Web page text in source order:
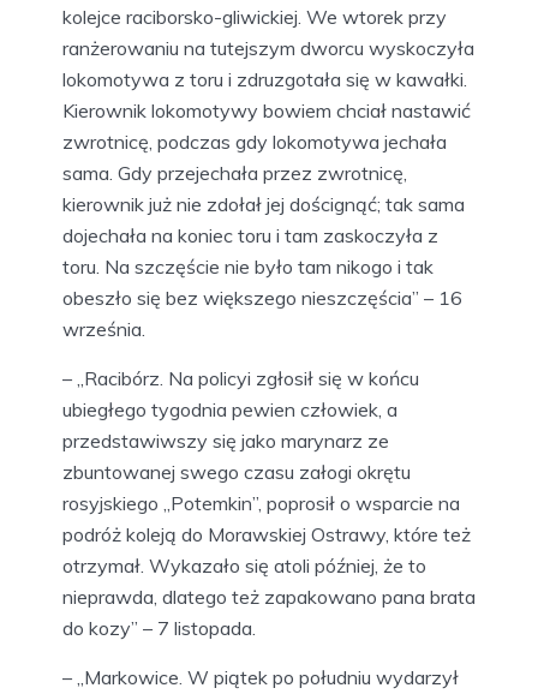
kolejce raciborsko-gliwickiej. We wtorek przy
ranżerowaniu na tutejszym dworcu wyskoczyła
lokomotywa z toru i zdruzgotała się w kawałki.
Kierownik lokomotywy bowiem chciał nastawić
zwrotnicę, podczas gdy lokomotywa jechała
sama. Gdy przejechała przez zwrotnicę,
kierownik już nie zdołał jej doścignąć; tak sama
dojechała na koniec toru i tam zaskoczyła z
toru. Na szczęście nie było tam nikogo i tak
obeszło się bez większego nieszczęścia” – 16
września.
– „Racibórz. Na policyi zgłosił się w końcu
ubiegłego tygodnia pewien człowiek, a
przedstawiwszy się jako marynarz ze
zbuntowanej swego czasu załogi okrętu
rosyjskiego „Potemkin”, poprosił o wsparcie na
podróż koleją do Morawskiej Ostrawy, które też
otrzymał. Wykazało się atoli później, że to
nieprawda, dlatego też zapakowano pana brata
do kozy” – 7 listopada.
– „Markowice. W piątek po południu wydarzył